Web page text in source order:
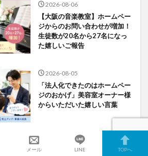
2026-08-06
【大阪の音楽教室】ホームペー
ジからのお問い合わせが増加！
生徒数が20名から27名になっ
た嬉しいご報告
2026-08-05
「法人化できたのはホームペー
ジのおかげ」美容室オーナー様
からいただいた嬉しい言葉
メール LINE TOPへ